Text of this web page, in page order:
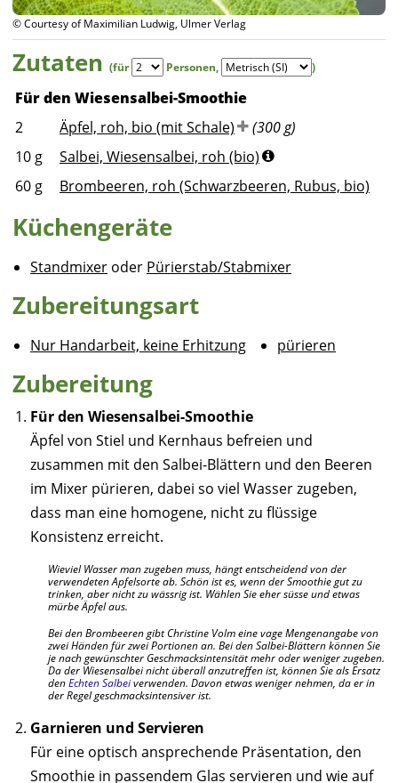
© Courtesy of Maximilian Ludwig, Ulmer Verlag
Zutaten (für Personen, )
Für den Wiesensalbei-Smoothie
2
Äpfel, roh, bio (mit Schale)
(300 g)
10 g
Salbei, Wiesensalbei, roh (bio)
60 g Brombeeren, roh (Schwarzbeeren, Rubus, bio)
Küchengeräte
Standmixer oder Pürierstab/Stabmixer
Zubereitungsart
Nur Handarbeit, keine Erhitzung pürieren
Zubereitung
Für den Wiesensalbei-Smoothie
Äpfel von Stiel und Kernhaus befreien und
zusammen mit den Salbei-Blättern und den Beeren
im Mixer pürieren, dabei so viel Wasser zugeben,
dass man eine homogene, nicht zu flüssige
Konsistenz erreicht.
Wieviel Wasser man zugeben muss, hängt entscheidend von der
verwendeten Apfelsorte ab. Schön ist es, wenn der Smoothie gut zu
trinken, aber nicht zu wässrig ist. Wählen Sie eher süsse und etwas
mürbe Äpfel aus.
Bei den Brombeeren gibt Christine Volm eine vage Mengenangabe von
zwei Händen für zwei Portionen an. Bei den Salbei-Blättern können Sie
je nach gewünschter Geschmacksintensität mehr oder weniger zugeben.
Da der Wiesensalbei nicht überall anzutreffen ist, können Sie als Ersatz
denEchten Salbeiverwenden. Davon etwas weniger nehmen, da er in
der Regel geschmacksintensiver ist.
Garnieren und Servieren
Für eine optisch ansprechende Präsentation, den
Smoothie in passendem Glas servieren und wie auf